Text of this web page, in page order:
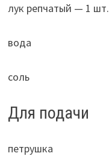
лук репчатый — 1 шт.
вода
соль
Для подачи
петрушка